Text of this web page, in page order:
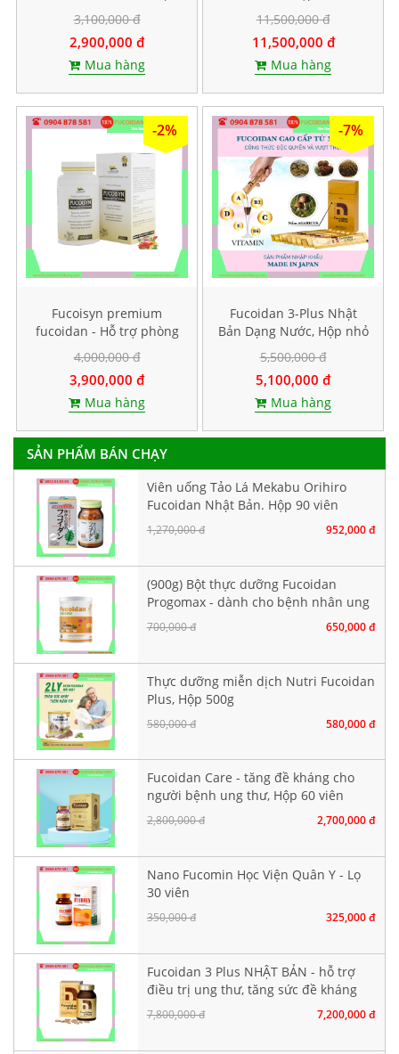
Bản - Hộp 150 viên
3,100,000 đ
2,900,000 đ
Mua hàng
11,500,000 đ
11,500,000 đ
Mua hàng
-2%
Fucoisyn premium
fucoidan - Hỗ trợ phòng
và điều trị ung thư, Hộp
60 viên
4,000,000 đ
3,900,000 đ
Mua hàng
-7%
Fucoidan 3-Plus Nhật
Bản Dạng Nước, Hộp nhỏ
10 gói
5,500,000 đ
5,100,000 đ
Mua hàng
SẢN PHẨM BÁN CHẠY
Viên uống Tảo Lá Mekabu Orihiro
Fucoidan Nhật Bản. Hộp 90 viên
1,270,000 đ 952,000 đ
(900g) Bột thực dưỡng Fucoidan
Progomax - dành cho bệnh nhân ung
thư
700,000 đ 650,000 đ
Thực dưỡng miễn dịch Nutri Fucoidan
Plus, Hộp 500g
580,000 đ 580,000 đ
Fucoidan Care - tăng đề kháng cho
người bệnh ung thư, Hộp 60 viên
nang cứng
2,800,000 đ 2,700,000 đ
Nano Fucomin Học Viện Quân Y - Lọ
30 viên
350,000 đ 325,000 đ
Fucoidan 3 Plus NHẬT BẢN - hỗ trợ
điều trị ung thư, tăng sức đề kháng
7,800,000 đ 7,200,000 đ